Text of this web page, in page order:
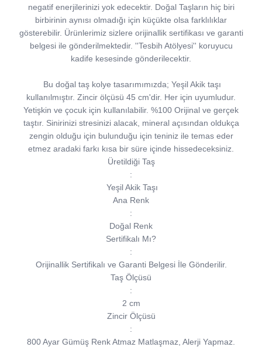
negatif enerjilerinizi yok edecektir. Doğal Taşların hiç biri
birbirinin aynısı olmadığı için küçükte olsa farklılıklar
gösterebilir. Ürünlerimiz sizlere orijinallik sertifikası ve garanti
belgesi ile gönderilmektedir. ''Tesbih Atölyesi'' koruyucu
kadife kesesinde gönderilecektir.
Bu doğal taş kolye tasarımımızda; Yeşil Akik taşı
kullanılmıştır. Zincir ölçüsü 45 cm'dir. Her için uyumludur.
Yetişkin ve çocuk için kullanılabilir. %100 Orijinal ve gerçek
taştır. Sinirinizi stresinizi alacak, mineral açısından oldukça
zengin olduğu için bulunduğu için teniniz ile temas eder
etmez aradaki farkı kısa bir süre içinde hissedeceksiniz.
Üretildiği Taş
:
Yeşil Akik Taşı
Ana Renk
:
Doğal Renk
Sertifikalı Mı?
:
Orijinallik Sertifikalı ve Garanti Belgesi İle Gönderilir.
Taş Ölçüsü
:
2 cm
Zincir Ölçüsü
:
800 Ayar Gümüş Renk Atmaz Matlaşmaz, Alerji Yapmaz.